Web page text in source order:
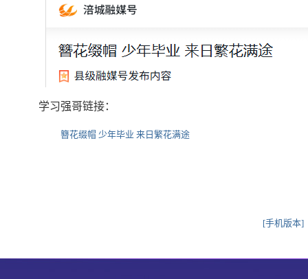
学习强哥链接：
簪花缀帽 少年毕业 来日繁花满途
[手机版本]